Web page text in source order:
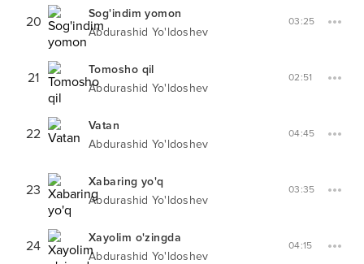
20
Sog'indim yomon
Abdurashid Yo'ldoshev
03:25
21
Tomosho qil
Abdurashid Yo'ldoshev
02:51
22
Vatan
Abdurashid Yo'ldoshev
04:45
23
Xabaring yo'q
Abdurashid Yo'ldoshev
03:35
24
Xayolim o'zingda
Abdurashid Yo'ldoshev
04:15